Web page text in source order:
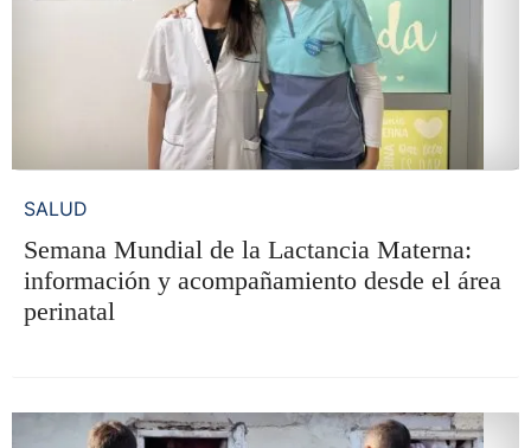
SALUD
Semana Mundial de la Lactancia Materna:
información y acompañamiento desde el área
perinatal